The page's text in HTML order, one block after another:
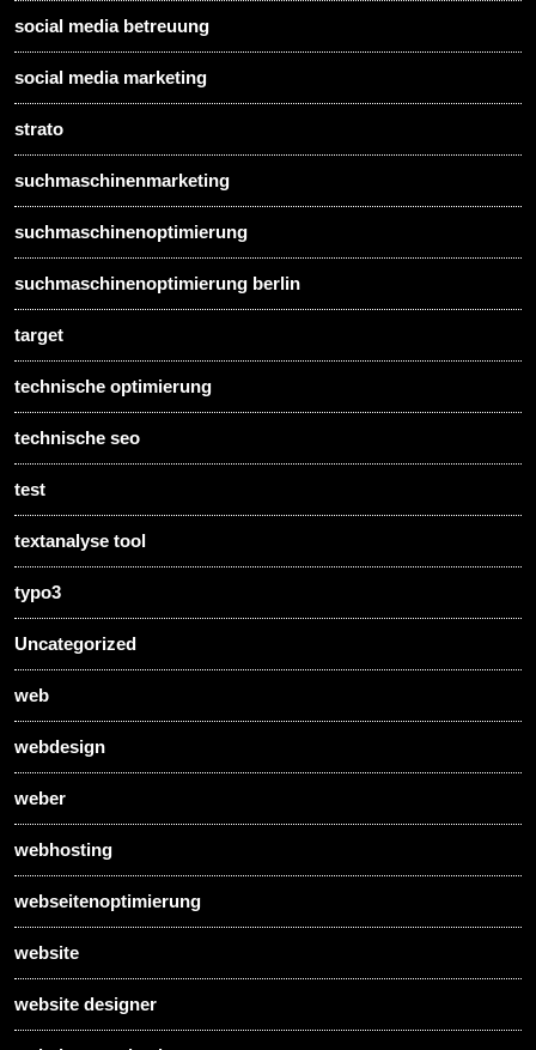
social media betreuung
social media marketing
strato
suchmaschinenmarketing
suchmaschinenoptimierung
suchmaschinenoptimierung berlin
target
technische optimierung
technische seo
test
textanalyse tool
typo3
Uncategorized
web
webdesign
weber
webhosting
webseitenoptimierung
website
website designer